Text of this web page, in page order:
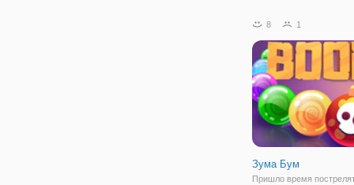
вместо радости на лице
слезы. Давайте
исправить это, в онлайн
8 1
Зума Бум
Пришло время